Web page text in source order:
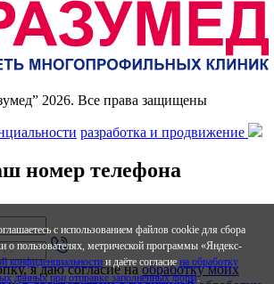
2026. Все права защищены
разработка и продвижение
номер телефона
я даю согласие наобработку моих
с использованием файлов cookie для сбора
о пользователях, метрической программы «Яндекс-
конфиденциальностии даёте согласие на обработку
данных при отправке заполненных форм.